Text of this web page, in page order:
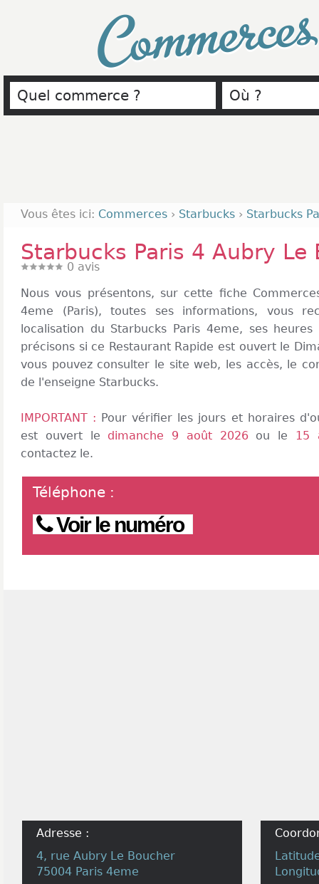
Vous êtes ici: Commerces › Starbucks › Starbucks
Starbucks Paris 4 Aubry Le
0 avis
Nous vous présentons, sur cette fiche
4eme (Paris), toutes ses informations, vous
localisation du Starbucks Paris 4eme, ses
précisons si ce Restaurant Rapide est ouvert le
vous pouvez consulter le site web, les accès, le
de l'enseigne Starbucks.
IMPORTANT : Pour vérifier les jours et horaires
est ouvert le dimanche 9 août 2026ou le 15
contactez le.
Téléphone :
Voir le numéro
Adresse :
4, rue Aubry Le Boucher
75004 Paris 4eme